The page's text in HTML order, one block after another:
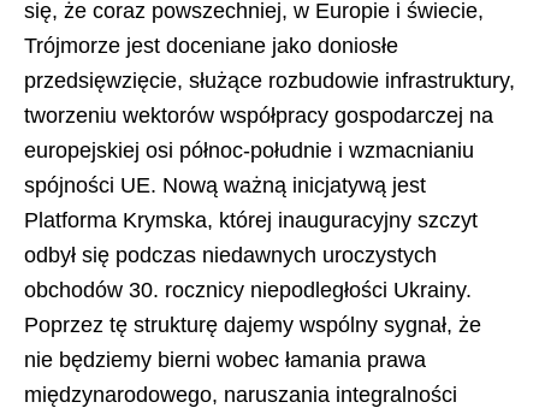
się, że coraz powszechniej, w Europie i świecie,
Trójmorze jest doceniane jako doniosłe
przedsięwzięcie, służące rozbudowie infrastruktury,
tworzeniu wektorów współpracy gospodarczej na
europejskiej osi północ-południe i wzmacnianiu
spójności UE. Nową ważną inicjatywą jest
Platforma Krymska, której inauguracyjny szczyt
odbył się podczas niedawnych uroczystych
obchodów 30. rocznicy niepodległości Ukrainy.
Poprzez tę strukturę dajemy wspólny sygnał, że
nie będziemy bierni wobec łamania prawa
międzynarodowego, naruszania integralności